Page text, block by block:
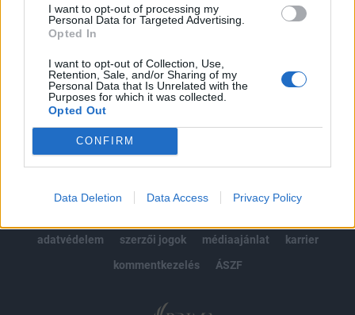
I want to opt-out of processing my
Personal Data for Targeted Advertising.
Opted In
I want to opt-out of Collection, Use,
Retention, Sale, and/or Sharing of my
Personal Data that Is Unrelated with the
Purposes for which it was collected.
Opted Out
CONFIRM
Data Deletion Data Access Privacy Policy
Előfizetés
MÁR ELŐFIZETŐNK VAGY?BEJELENTKEZÉS
adatvédelem
szerzői jogok médiaajánlat
karrier
kommentkezelés
ÁSZF